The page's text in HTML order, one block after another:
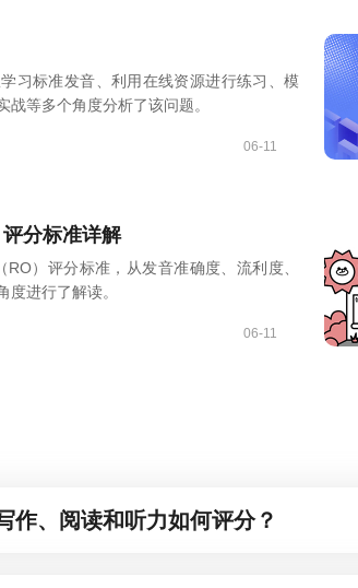
习标准发音、利用在线资源进行练习、模
等多个角度分析了该问题。
06-11
分标准详解
）评分标准，从发音准确度、流利度、
进行了解读。
06-11
作、阅读和听力如何评分？